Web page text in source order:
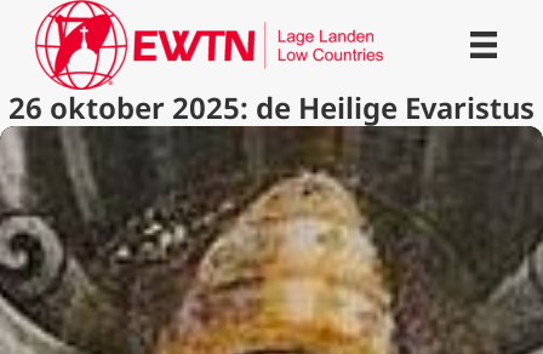
26 oktober 2025: de Heilige Evaristus